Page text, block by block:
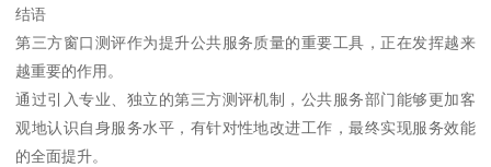
结语
第三方窗口测评作为提升公共服务质量的重要工具，正在发挥越来
越重要的作用。
通过引入专业、独立的第三方测评机制，公共服务部门能够更加客
观地认识自身服务水平，有针对性地改进工作，最终实现服务效能
的全面提升。